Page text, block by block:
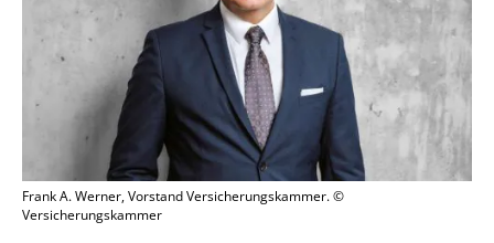
Frank A. Werner, Vorstand Versicherungskammer. ©
Versicherungskammer